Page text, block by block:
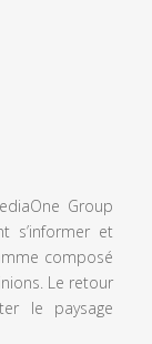
Group
s’informer et
composé
Le retour
le paysage